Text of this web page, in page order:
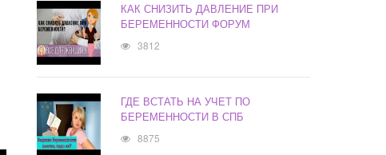
КАК СНИЗИТЬ ДАВЛЕНИЕ ПРИ
БЕРЕМЕННОСТИ ФОРУМ
3812
ГДЕ ВСТАТЬ НА УЧЕТ ПО
БЕРЕМЕННОСТИ В СПБ
8875